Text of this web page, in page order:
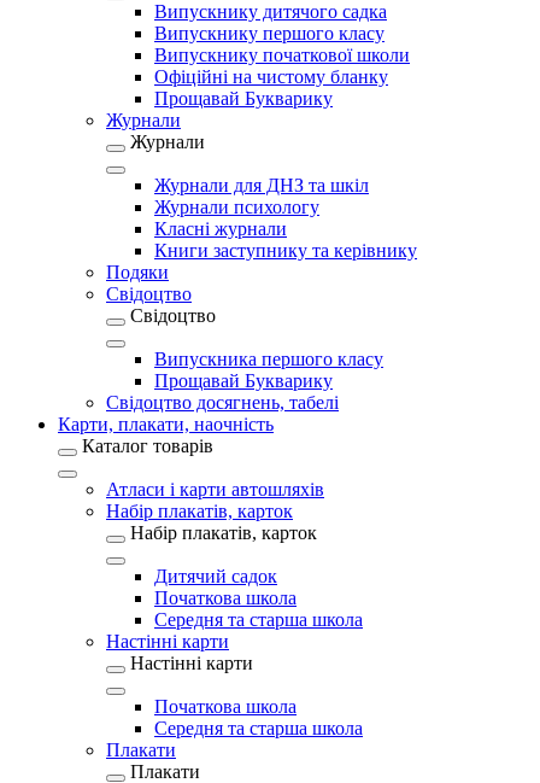
Випускнику дитячого садка
Випускнику першого класу
Випускнику початкової школи
Офіційні на чистому бланку
Прощавай Букварику
Журнали
Журнали
Журнали для ДНЗ та шкіл
Журнали психологу
Класні журнали
Книги заступнику та керівнику
Подяки
Свідоцтво
Свідоцтво
Випускника першого класу
Прощавай Букварику
Свідоцтво досягнень, табелі
Карти, плакати, наочність
Каталог товарів
Атласи і карти автошляхів
Набір плакатів, карток
Набір плакатів, карток
Дитячий садок
Початкова школа
Середня та старша школа
Настінні карти
Настінні карти
Початкова школа
Середня та старша школа
Плакати
Плакати